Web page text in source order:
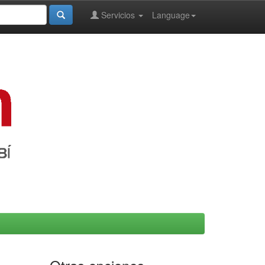
Language
Servicios